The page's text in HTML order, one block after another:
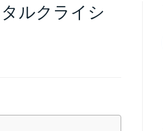
ルクライシ